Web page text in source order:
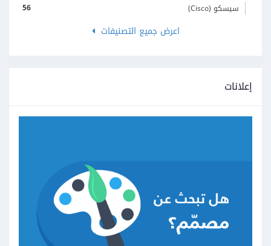
56 سيسكو (Cisco)
اعرض جميع التصنيفات
إعلانات